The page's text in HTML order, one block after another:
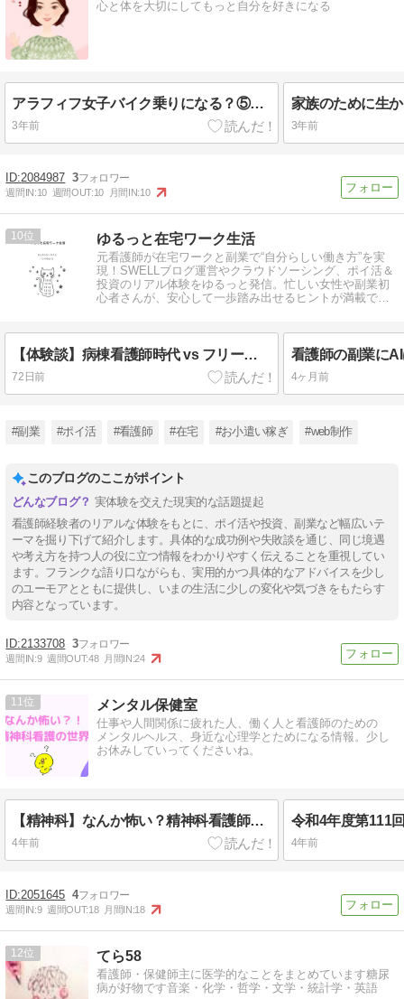
心と体を大切にしてもっと自分を好きになる
アラフィフ女子バイク乗りになる？⑤断念
3年前 3年前
2084987 3
週間IN:10 週間OUT:10 月間IN:10
10 ゆるっと在宅ワーク生活
元看護師が在宅ワークと副業で“自分らしい働き方”を実
現！SWELLブログ運営やクラウドソーシング、ポイ活＆
投資のリアル体験をゆるっと発信。忙しい女性や副業初
心者さんが、安心して一歩踏み出せるヒントが満載で
【体験談】病棟看護師時代 vs フリーランス｜朝の気持ちがまるで違った話
72日前 4ヶ月前
#副業 #ポイ活 #看護師 #在宅 #お小遣い稼ぎ #web制作
このブログのここがポイント
実体験を交えた現実的な話題提起
看護師経験者のリアルな体験をもとに、ポイ活や投資、副業など幅広いテ
ーマを掘り下げて紹介します。具体的な成功例や失敗談を通じ、同じ境遇
や考え方を持つ人の役に立つ情報をわかりやすく伝えることを重視してい
ます。フランクな語り口ながらも、実用的かつ具体的なアドバイスを少し
のユーモアとともに提供し、いまの生活に少しの変化や気づきをもたらす
内容となっています。
2133708 3
週間IN:9 週間OUT:48 月間IN:24
11 メンタル保健室
仕事や人間関係に疲れた人、働く人と看護師のための
メンタルヘルス、身近な心理学とためになる情報。少し
お休みしていってくださいね。
【精神科】なんか怖い？精神科看護師の世界
4年前 4年前
2051645 4
週間IN:9 週間OUT:18 月間IN:18
12 てら58
看護師・保健師主に医学的なことをまとめています糖尿
病が好物です音楽・化学・哲学・文学・統計学・英語